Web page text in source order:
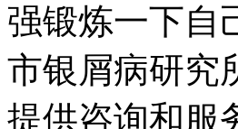
强锻炼一下自
市银屑病研究
提供咨询和服